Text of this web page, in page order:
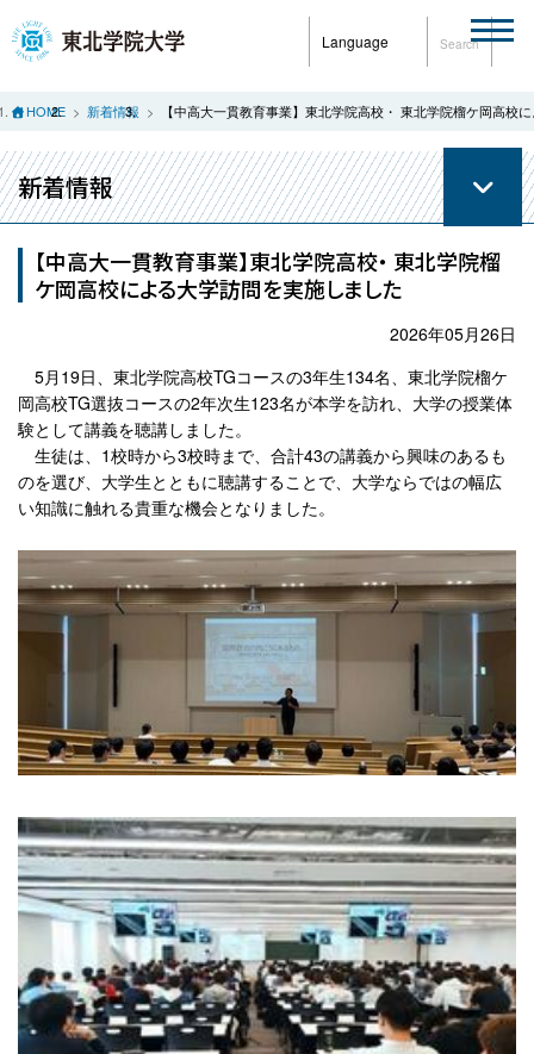
Language Search
HOME 新着情報 【中高大一貫教育事業】東北学院高校・ 東北学院榴ケ岡高校
新着情報
【中高大一貫教育事業】東北学院高校・ 東北学院榴
ケ岡高校による大学訪問を実施しました
2026年05月26日
5⽉19⽇、東北学院高校TGコースの3年生134名、東北学院榴ケ
岡高校TG選抜コースの2年次生123名が本学を訪れ、⼤学の授業体
験として講義を聴講しました。
生徒は、1校時から3校時まで、合計43の講義から興味のあるも
のを選び、⼤学⽣とともに聴講することで、⼤学ならではの幅広
い知識に触れる貴重な機会となりました。